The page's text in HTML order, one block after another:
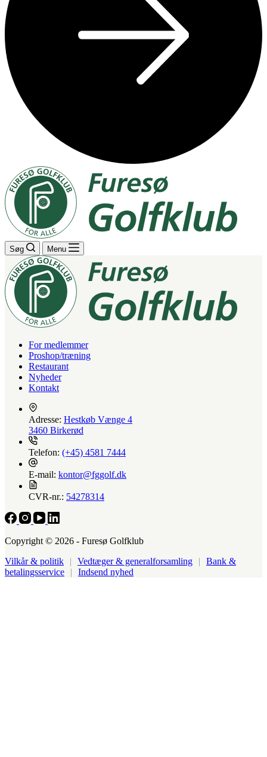
Søg Menu
For medlemmer
Proshop/træning
Restaurant
Nyheder
Kontakt
Adresse: Hestkøb Vænge 4
3460 Birkerød
Telefon: (+45) 4581 7444
E-mail: kontor@fggolf.dk
CVR-nr.: 54278314
Copyright © 2026 - Furesø Golfklub
Vilkår & politik
| Vedtæger & generalforsamling |
Bank &
betalingsservice
| Indsend nyhed